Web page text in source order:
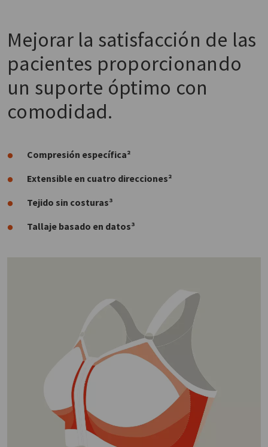
Mejorar la satisfacción de las
pacientes proporcionando
un suporte óptimo con
comodidad.
Compresión específica²
Extensible en cuatro direcciones²
Tejido sin costuras³
Tallaje basado en datos³